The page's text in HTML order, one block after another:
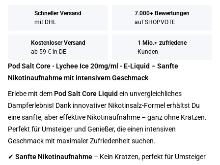
Schneller Versand
mit DHL
7.000+ Bewertungen
auf SHOPVOTE
Kostenloser Versand
ab 59 € in DE
1 Mio.+ zufriedene
Kunden
Pod Salt Core - Lychee Ice 20mg/ml - E-Liquid – Sanfte
Nikotinaufnahme mit intensivem Geschmack
Erlebe mit dem Pod Salt Core Liquid ein unvergleichliches
Dampferlebnis! Dank innovativer Nikotinsalz-Formel erhältst Du
eine sanfte, aber effektive Nikotinaufnahme – ganz ohne Kratzen.
Perfekt für Umsteiger und Genießer, die einen intensiven
Geschmack mit maximaler Zufriedenheit suchen.
✔ Sanfte Nikotinaufnahme – Kein Kratzen, perfekt für Umsteiger